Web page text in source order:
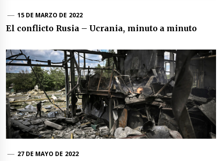
15 DE MARZO DE 2022
El conflicto Rusia – Ucrania, minuto a minuto
27 DE MAYO DE 2022